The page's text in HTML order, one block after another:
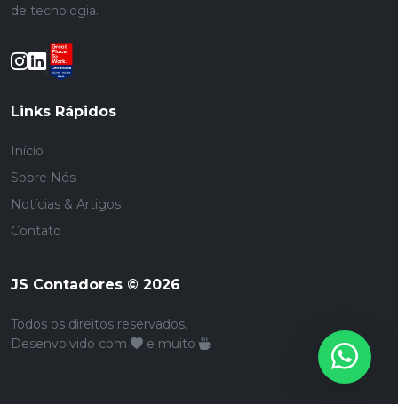
de tecnologia.
Links Rápidos
Início
Sobre Nós
Notícias & Artigos
Contato
JS Contadores © 2026
Todos os direitos reservados.
Desenvolvido com
e muito